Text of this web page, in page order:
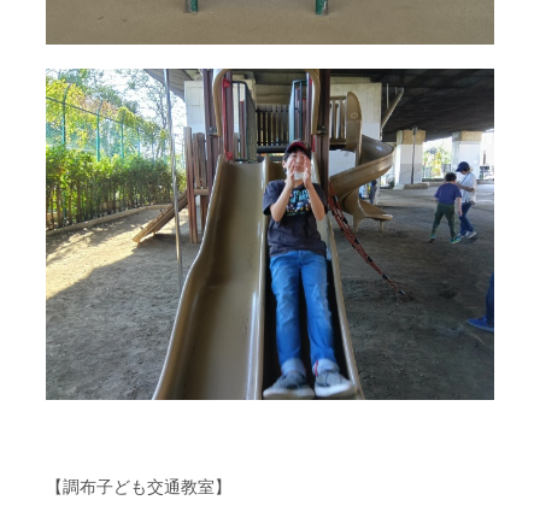
【調布子ども交通教室】